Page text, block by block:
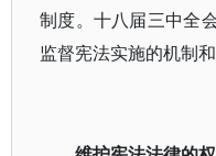
制度。十八届三中全
监督宪法实施的机制和